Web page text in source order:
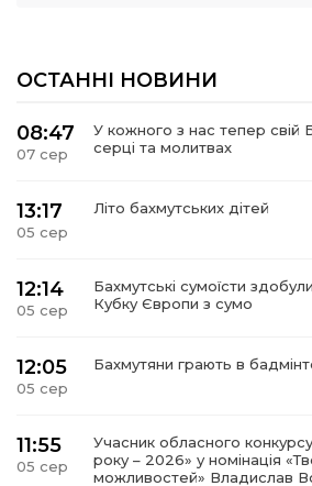
ОСТАННІ НОВИНИ
08:47
07 сер
У кожного з нас тепер свій
серці та молитвах
13:17
05 сер
Літо бахмутських дітей
12:14
05 сер
Бахмутські сумоїсти
Кубку Європи з сумо
12:05
05 сер
Бахмутяни грають в
11:55
05 сер
Учасник обласного
року – 2026» у номінація
можливостей» Владислав